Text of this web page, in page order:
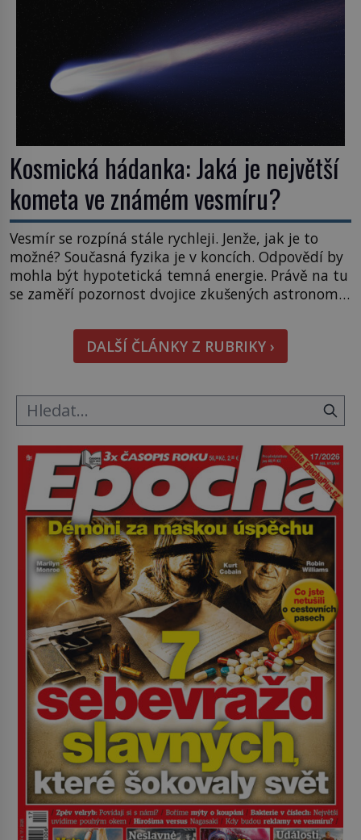
napovídá, kde bychom jednou […]
Kosmická hádanka: Jaká je největší
kometa ve známém vesmíru?
Vesmír se rozpíná stále rychleji. Jenže, jak je to
možné? Současná fyzika je v koncích. Odpovědí by
mohla být hypotetická temná energie. Právě na tu
se zaměří pozornost dvojice zkušených astronomů.
hmatatelnějšího. Naprosto rekordní kometu!
Astronomové Pedro Bernardinelli a Gary Bernstein
mravenčí prací zkoumají archivní snímky v rámci
DALŠÍ ČLÁNKY Z RUBRIKY ›